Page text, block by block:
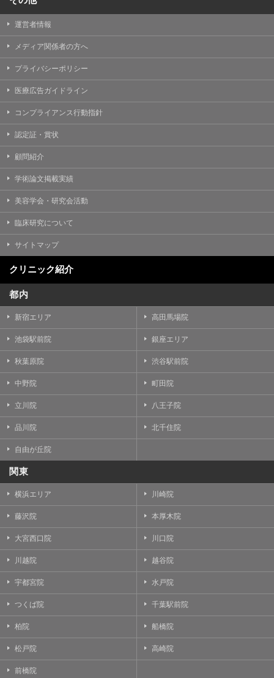
運営者情報
メディア関係者の方へ
プライバシーポリシー
医療広告ガイドライン
コンプライアンス行動指針
認定証・賞状
顧問紹介
学術論文掲載実績
美容学会・研究会活動
臨床研究について
サイトマップ
クリニック紹介
都内
新宿エリア 高田馬場院
池袋駅前院 銀座エリア
秋葉原院 渋谷駅前院
中野院 町田院
立川院 八王子院
品川院 北千住院
自由が丘院
関東
横浜エリア 川崎院
藤沢院 本厚木院
大宮西口院 川口院
川越院 越谷院
宇都宮院 水戸院
つくば院 千葉駅前院
柏院 船橋院
松戸院 高崎院
前橋院